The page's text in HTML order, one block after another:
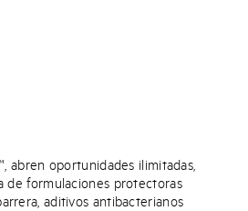
abren oportunidades ilimitadas,
de formulaciones protectoras
aditivos antibacterianos